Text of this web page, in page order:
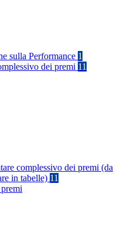
sulla Performance 1
dei premi 11
complessivo dei premi (da
in tabelle) 11